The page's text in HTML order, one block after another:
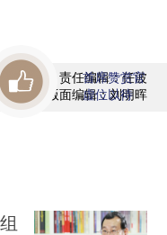
责任编辑：任波
版面编辑：刘明晖
首席赞赏官
虚位以待